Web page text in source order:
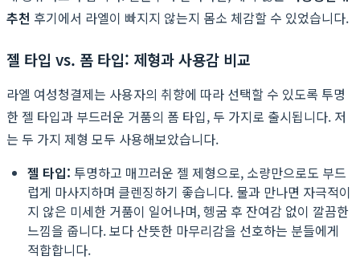
추천 후기에서 라엘이 빠지지 않는지 몸소 체감할 수 있었습니다.
젤 타입 vs. 폼 타입: 제형과 사용감 비교
라엘 여성청결제는 사용자의 취향에 따라 선택할 수 있도록 투명
한 젤 타입과 부드러운 거품의 폼 타입, 두 가지로 출시됩니다. 저
는 두 가지 제형 모두 사용해보았습니다.
젤 타입: 투명하고 매끄러운 젤 제형으로, 소량만으로도 부드
럽게 마사지하며 클렌징하기 좋습니다. 물과 만나면 자극적이
지 않은 미세한 거품이 일어나며, 헹굼 후 잔여감 없이 깔끔한
느낌을 줍니다. 보다 산뜻한 마무리감을 선호하는 분들에게
적합합니다.